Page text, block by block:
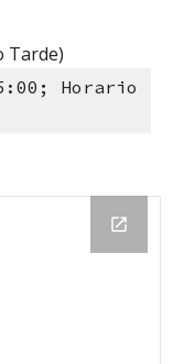
Tarde)
; Horario